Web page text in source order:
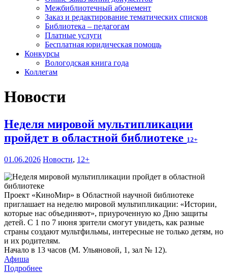
Межбиблиотечный абонемент
Заказ и редактирование тематических списков
Библиотека – педагогам
Платные услуги
Бесплатная юридическая помощь
Конкурсы
Вологодская книга года
Коллегам
Новости
Неделя мировой мультипликации
пройдет в областной библиотеке 12+
01.06.2026 Новости, 12+
Проект «КиноМир» в Областной научной библиотеке
приглашает на неделю мировой мультипликации: «Истории,
которые нас объединяют», приуроченную ко Дню защиты
детей. С 1 по 7 июня зрители смогут увидеть, как разные
страны создают мультфильмы, интересные не только детям, но
и их родителям.
Начало в 13 часов (М. Ульяновой, 1, зал № 12).
Афиша
Подробнее